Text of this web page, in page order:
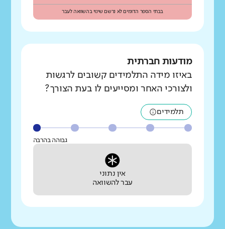
בבתי הספר הדומים לא נרשם שינוי בהשוואה לעבר
מודעות חברתית
באיזו מידה התלמידים קשובים לרגשות
ולצורכי האחר ומסייעים לו בעת הצורך?
תלמידים
גבוהה בהרבה
אין נתוני
עבר להשוואה